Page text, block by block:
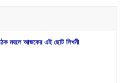
মহলে আজকের এই ছোট লিখনী